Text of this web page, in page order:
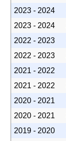
2023 - 2024
2023 - 2024
2022 - 2023
2022 - 2023
2021 - 2022
2021 - 2022
2020 - 2021
2020 - 2021
2019 - 2020